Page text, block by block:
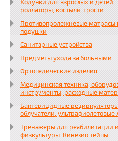
Ходунки для взрослых и детей,
роллаторы, костыли, трости
Противопролежневые матрасы
подушки
Санитарные устройства
Предметы ухода за больными
Ортопедические изделия
Медицинская техника,
инструменты, расходные
Бактерицидные
облучатели, ультрафиолетовые
Тренажеры для реабилитации и
физкультуры. Кинезио тейпы.